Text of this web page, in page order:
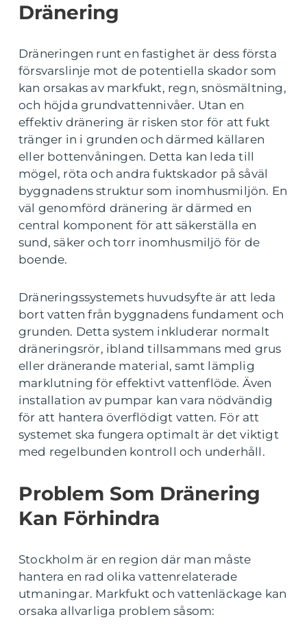
Dränering
Dräneringen runt en fastighet är dess första
försvarslinje mot de potentiella skador som
kan orsakas av markfukt, regn, snösmältning,
och höjda grundvattennivåer. Utan en
effektiv dränering är risken stor för att fukt
tränger in i grunden och därmed källaren
eller bottenvåningen. Detta kan leda till
mögel, röta och andra fuktskador på såväl
byggnadens struktur som inomhusmiljön. En
väl genomförd dränering är därmed en
central komponent för att säkerställa en
sund, säker och torr inomhusmiljö för de
boende.
Dräneringssystemets huvudsyfte är att leda
bort vatten från byggnadens fundament och
grunden. Detta system inkluderar normalt
dräneringsrör, ibland tillsammans med grus
eller dränerande material, samt lämplig
marklutning för effektivt vattenflöde. Även
installation av pumpar kan vara nödvändig
för att hantera överflödigt vatten. För att
systemet ska fungera optimalt är det viktigt
med regelbunden kontroll och underhåll.
Problem Som Dränering
Kan Förhindra
Stockholm är en region där man måste
hantera en rad olika vattenrelaterade
utmaningar. Markfukt och vattenläckage kan
orsaka allvarliga problem såsom: